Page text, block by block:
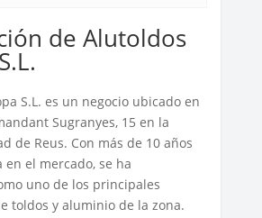
de Alutoldos
S.L. es un negocio ubicado en
Sugranyes, 15 en la
de Reus. Con más de 10 años
en el mercado, se ha
uno de los principales
toldos y aluminio de la zona.